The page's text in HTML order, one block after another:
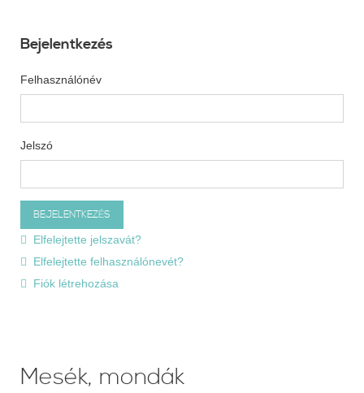
Bejelentkezés
Felhasználónév
Jelszó
Elfelejtette jelszavát?
Elfelejtette felhasználónevét?
Fiók létrehozása
Mesék, mondák